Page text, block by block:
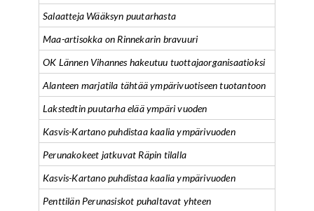
Salaatteja Wääksyn puutarhasta
Maa-artisokka on Rinnekarin bravuuri
OK Lännen Vihannes hakeutuu tuottajaorganisaatioksi
Alanteen marjatila tähtää ympärivuotiseen tuotantoon
Lakstedtin puutarha elää ympäri vuoden
Kasvis-Kartano puhdistaa kaalia ympärivuoden
Perunakokeet jatkuvat Räpin tilalla
Kasvis-Kartano puhdistaa kaalia ympärivuoden
Penttilän Perunasiskot puhaltavat yhteen